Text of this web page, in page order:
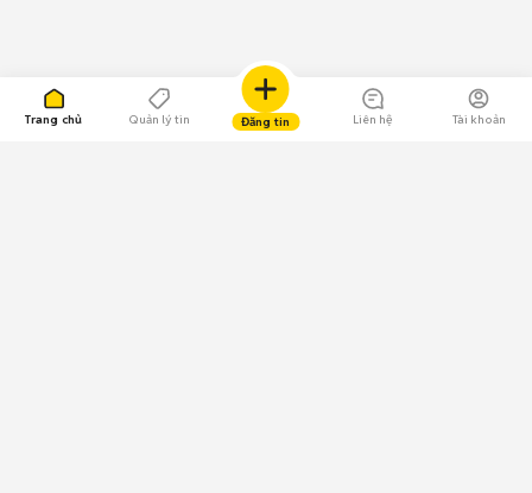
Trang chủ Quản lý tin Đăng tin Liên hệ Tài khoản